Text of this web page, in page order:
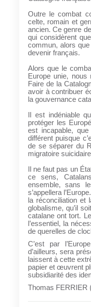
Outre le combat
celte, romain et
ancien. Ce genre
qui considèrent
commun, alors
devenir français.
Alors que le
Europe unie, nous
Faire de la
avoir à contribuer
la gouvernance
Il est indéniable
protéger les
est incapable,
différent puisque
de se séparer du
migratoire
Il ne faut pas un
ce sens,
ensemble, sans
s’appellera
la réconciliation et
globalisme, qu’il
catalane ont tort.
l’essentiel, la
de querelles de
C’est par
d’ailleurs, sera
laissent à cette
papier et œuvrent
subsidiarité des
Thomas FERRIER